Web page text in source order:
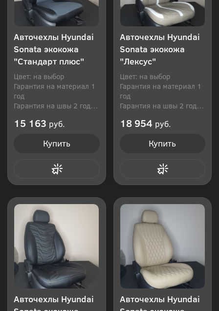
Авточехлы Hyundai
Sonata экокожа
"Стандарт плюс"
Цвет: на выбор
Гарантия на материал 1
год
Гарантия на швы 2 года
15 163 руб.
Купить
Авточехлы Hyundai
Sonata экокожа
"Лексус"
Цвет: на выбор
Гарантия на материал 1
год
Гарантия на швы 2 года
18 954 руб.
Купить
Авточехлы Hyundai
Авточехлы Hyundai